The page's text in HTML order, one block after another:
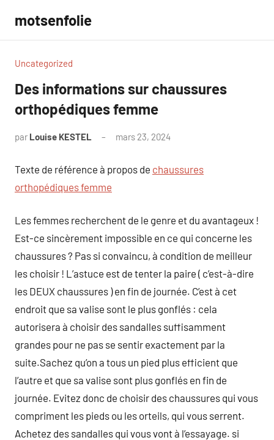
contenu
motsenfolie
Uncategorized
Des informations sur chaussures
orthopédiques femme
par Louise KESTEL mars 23, 2024
Texte de référence à propos de chaussures
orthopédiques femme
Les femmes recherchent de le genre et du avantageux !
Est-ce sincèrement impossible en ce qui concerne les
chaussures ? Pas si convaincu, à condition de meilleur
les choisir ! L’astuce est de tenter la paire ( c’est-à-dire
les DEUX chaussures ) en fin de journée. C’est à cet
endroit que sa valise sont le plus gonflés : cela
autorisera à choisir des sandalles suffisamment
grandes pour ne pas se sentir exactement par la
suite.Sachez qu’on a tous un pied plus efficient que
l’autre et que sa valise sont plus gonflés en fin de
journée. Evitez donc de choisir des chaussures qui vous
compriment les pieds ou les orteils, qui vous serrent.
Achetez des sandalles qui vous vont à l’essayage. si